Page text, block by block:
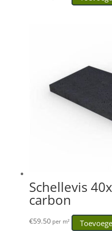
Schellevis
carbon
€59.50per m²